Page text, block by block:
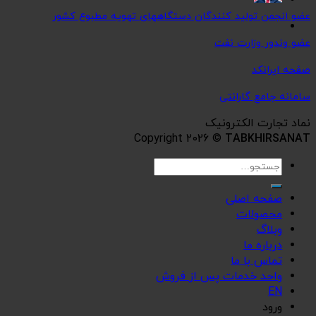
عضو انجمن تولید کنندگان دستگاههای تهویه مطبوع کشور
عضو وندور وزارت نفت
صفحه ایرانکد
سامانه جامع گارانتی
نماد تجارت الکترونیک
Copyright 2026 © TABKHIRSANAT
جستجو
برای:
صفحه اصلی
محصولات
وبلاگ
درباره ما
تماس با ما
واحد خدمات پس از فروش
EN
ورود